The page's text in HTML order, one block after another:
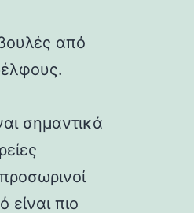
από
σημαντικά
πιο